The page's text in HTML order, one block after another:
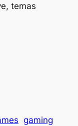
temas
gaming